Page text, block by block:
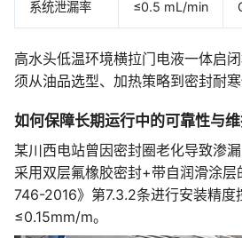
系统泄漏率 ≤0.5 mL/min
高水头低温环境横拉门电液一体启
须从油品选型、加热策略到密封耐寒
如何保障长期运行中的可靠性与维
某川西电站曾因密封圈老化导致渗
采用双层氟橡胶密封+带自润滑涂层
746-2016》第7.3.2条进行安装精度
≤0.15mm/m。